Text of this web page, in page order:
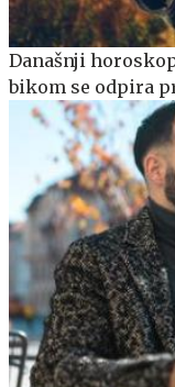
Današnji
bikom se odpira